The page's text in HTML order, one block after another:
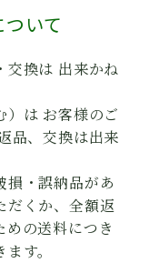
いて
交換は 出来かね
）は お客様のご
品、交換は出来
損・誤納品があ
だくか、全額返
の送料につき
す。